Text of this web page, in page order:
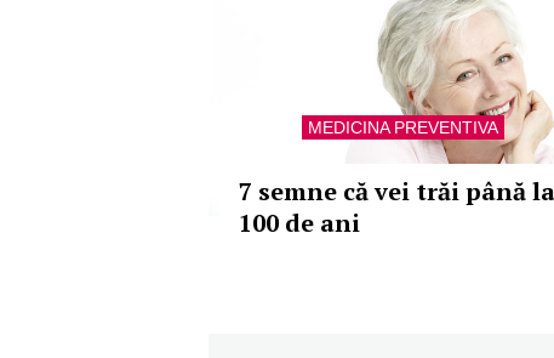
MEDICINA PREVENTIVA
7 semne că vei trăi până la
100 de ani